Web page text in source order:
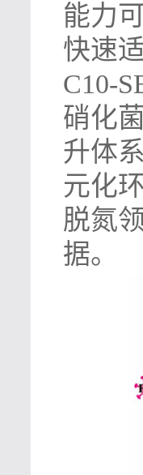
能力
快速
C10-
硝化
升体
元化
脱氮
据。